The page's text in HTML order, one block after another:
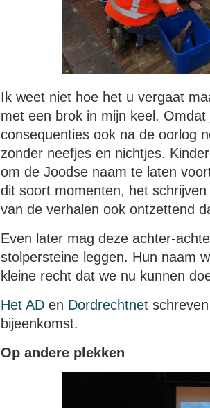
Ik weet niet hoe het u vergaat
met een brok in mijn keel.
consequenties ook na de oorlog
zonder neefjes en nichtjes.
om de Joodse naam te laten
dit soort momenten, het
van de verhalen ook ontzettend
Even later mag deze achter-
stolpersteine leggen. Hun naam
kleine recht dat we nu kunnen
Het AD en Dordrechtnet
bijeenkomst.
Op andere plekken